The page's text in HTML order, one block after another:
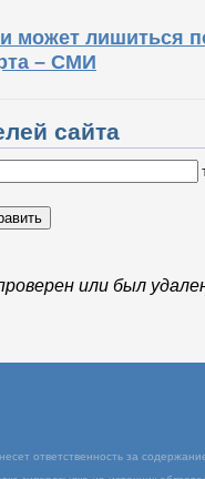
может лишиться
– СМИ
сайта
или был